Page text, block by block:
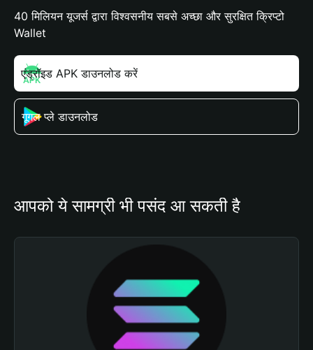
40 मिलियन यूजर्स द्वारा विश्वसनीय सबसे अच्छा और सुरक्षित क्रिप्टो
Wallet
एंड्रॉइड APK डाउनलोड करें
गूगल प्ले डाउनलोड
आपको ये सामग्री भी पसंद आ सकती है